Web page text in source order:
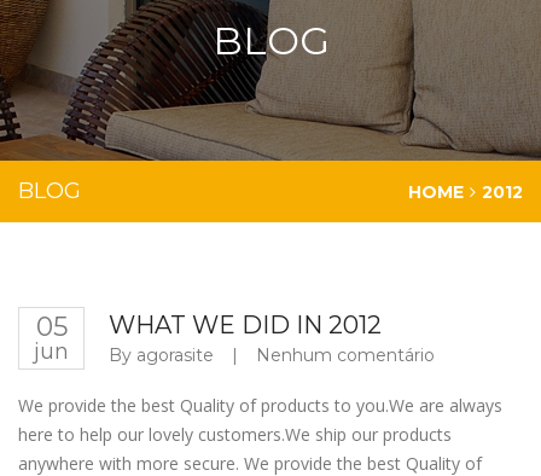
BLOG
BLOG HOME 2012
05
jun
WHAT WE DID IN 2012
By agorasite | Nenhum comentário
We provide the best Quality of products to you.We are always
here to help our lovely customers.We ship our products
anywhere with more secure. We provide the best Quality of